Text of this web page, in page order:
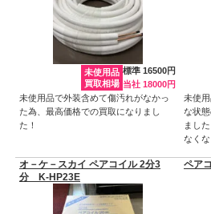
未使用品
買取相場
標準 16500円
当社 18000円
未使用品で外装含めて傷汚れがなかっ
た為、最高価格での買取になりまし
た！
未使
な状
まし
なくな
オ－ケ－スカイ ペアコイル 2分3
分 K-HP23E
ペア